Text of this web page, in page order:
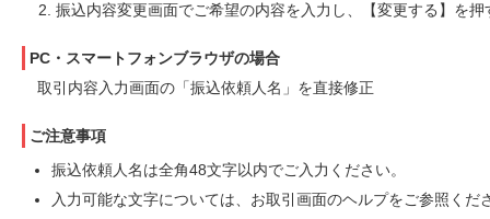
振込内容変更画面でご希望の内容を入力し、【変更する】を押
PC・スマートフォンブラウザの場合
取引内容入力画面の「振込依頼人名」を直接修正
ご注意事項
振込依頼人名は全角48文字以内でご入力ください。
入力可能な文字については、お取引画面のヘルプをご参照くだ